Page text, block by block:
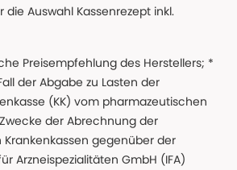
die Auswahl Kassenrezept inkl.
Preisempfehlung des Herstellers; *
der Abgabe zu Lasten der
(KK) vom pharmazeutischen
der Abrechnung der
gegenüber der
Arzneispezialitäten GmbH (IFA)